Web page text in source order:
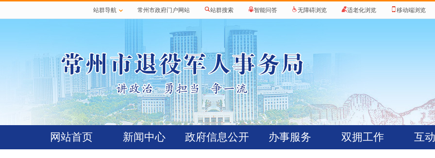
站群导航 常州市政府门户网站 站群搜索 智能问答 无障碍浏览 适老化浏览 移动端浏览
网站首页 新闻中心 政府信息公开 办事服务 双拥工作 互